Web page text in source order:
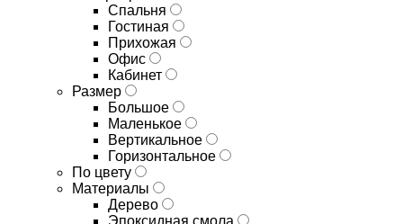
Спальня
Гостиная
Прихожая
Офис
Кабинет
Размер
Большое
Маленькое
Вертикальное
Горизонтальное
По цвету
Материалы
Дерево
Эпоксидная смола